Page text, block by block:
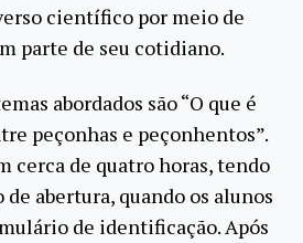
científico por meio de
parte de seu cotidiano.
abordados são “O que é
peçonhas e peçonhentos”.
cerca de quatro horas, tendo
abertura, quando os alunos
de identificação. Após